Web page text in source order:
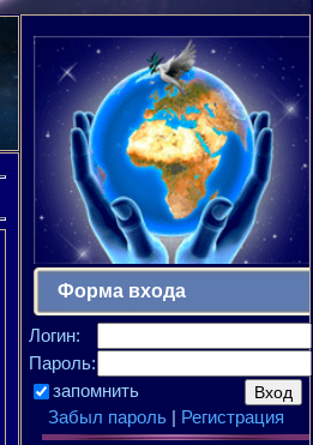
Форма входа
Логин:
Пароль:
запомнить
Забыл пароль| Регистрация